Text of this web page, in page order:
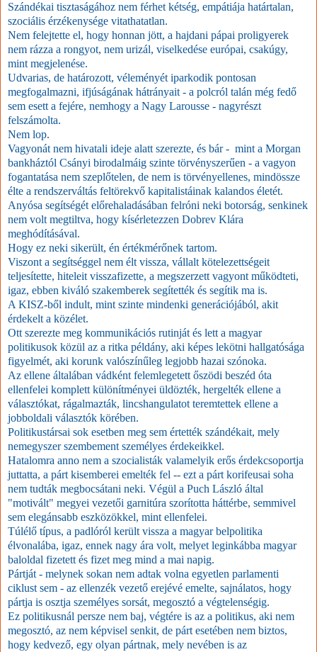
Szándékai tisztaságához nem férhet kétség, empátiája határtalan,
szociális érzékenysége vitathatatlan.
Nem felejtette el, hogy honnan jött, a hajdani pápai proligyerek
nem rázza a rongyot, nem urizál, viselkedése európai, csakúgy,
mint megjelenése.
Udvarias, de határozott, véleményét iparkodik pontosan
megfogalmazni, ifjúságának hátrányait - a polcról talán még fedő
sem esett a fejére, nemhogy a Nagy Larousse - nagyrészt
felszámolta.
Nem lop.
Vagyonát nem hivatali ideje alatt szerezte, és bár - mint a Morgan
bankháztól Csányi birodalmáig szinte törvényszerűen - a vagyon
fogantatása nem szeplőtelen, de nem is törvényellenes, mindössze
élte a rendszerváltás feltörekvő kapitalistáinak kalandos életét.
Anyósa segítségét előrehaladásában felróni neki botorság, senkinek
nem volt megtiltva, hogy kísérletezzen Dobrev Klára
meghódításával.
Hogy ez neki sikerült, én értékmérőnek tartom.
Viszont a segítséggel nem élt vissza, vállalt kötelezettségeit
teljesítette, hiteleit visszafizette, a megszerzett vagyont működteti,
igaz, ebben kiváló szakemberek segítették és segítik ma is.
A KISZ-ből indult, mint szinte mindenki generációjából, akit
érdekelt a közélet.
Ott szerezte meg kommunikációs rutinját és lett a magyar
politikusok közül az a ritka példány, aki képes lekötni hallgatósága
figyelmét, aki korunk valószínűleg legjobb hazai szónoka.
Az ellene általában vádként felemlegetett őszödi beszéd óta
ellenfelei komplett különítményei üldözték, hergelték ellene a
választókat, rágalmazták, lincshangulatot teremtettek ellene a
jobboldali választók körében.
Politikustársai sok esetben meg sem értették szándékait, mely
nemegyszer szembement személyes érdekeikkel.
Hatalomra anno nem a szocialisták valamelyik erős érdekcsoportja
juttatta, a párt kisemberei emelték fel -- ezt a párt korifeusai soha
nem tudták megbocsátani neki. Végül a Puch László által
"motivált" megyei vezetői garnitúra szorította háttérbe, semmivel
sem elegánsabb eszközökkel, mint ellenfelei.
Túlélő típus, a padlóról került vissza a magyar belpolitika
élvonalába, igaz, ennek nagy ára volt, melyet leginkábba magyar
baloldal fizetett és fizet meg mind a mai napig.
Pártját - melynek sokan nem adtak volna egyetlen parlamenti
ciklust sem - az ellenzék vezető erejévé emelte, sajnálatos, hogy
pártja is osztja személyes sorsát, megosztó a végtelenségig.
Ez politikusnál persze nem baj, végtére is az a politikus, aki nem
megosztó, az nem képvisel senkit, de párt esetében nem biztos,
hogy kedvező, egy olyan pártnak, mely nevében is az